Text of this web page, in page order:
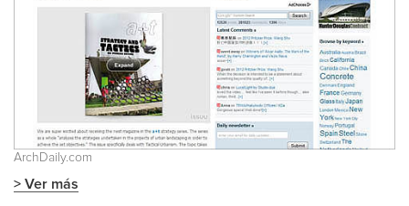
ArchDaily.com
> Ver más